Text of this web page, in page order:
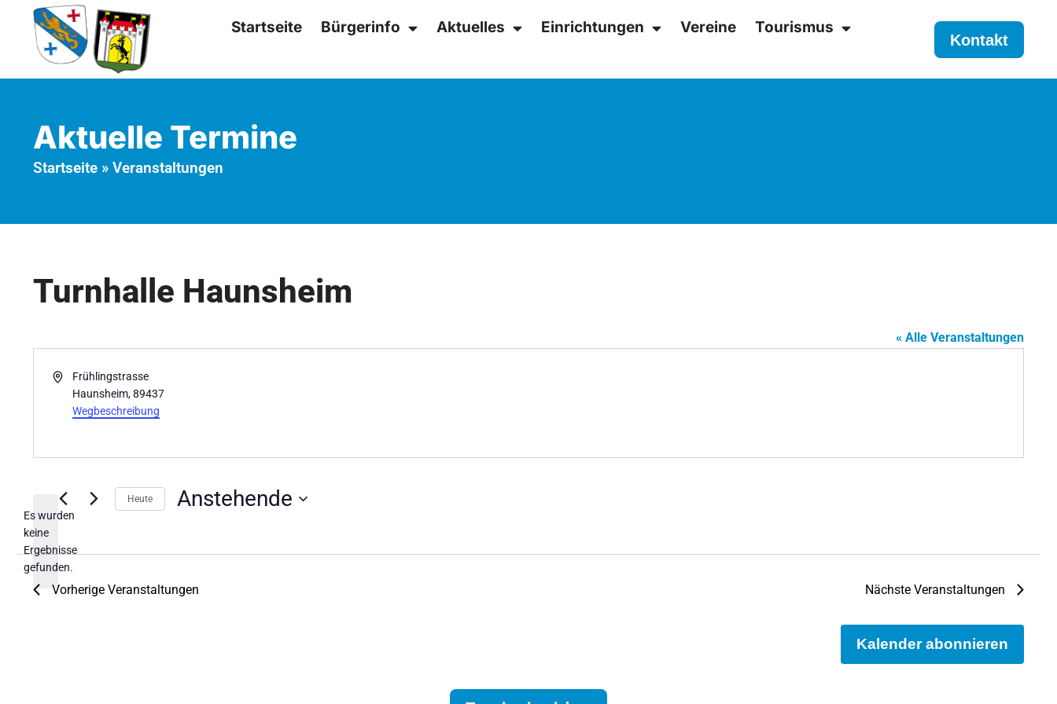
Startseite Bürgerinfo Aktuelles Einrichtungen Vereine Tourismus
Kontakt
Aktuelle Termine
Startseite » Veranstaltungen
Turnhalle Haunsheim
« Alle Veranstaltungen
AdresseFrühlingstrasse
Haunsheim, 89437
Wegbeschreibung
Hinweis
Es wurden
keine
Ergebnisse
gefunden.
Heute Anstehende
Vorherige Veranstaltungen Nächste Veranstaltungen
Kalender abonnieren